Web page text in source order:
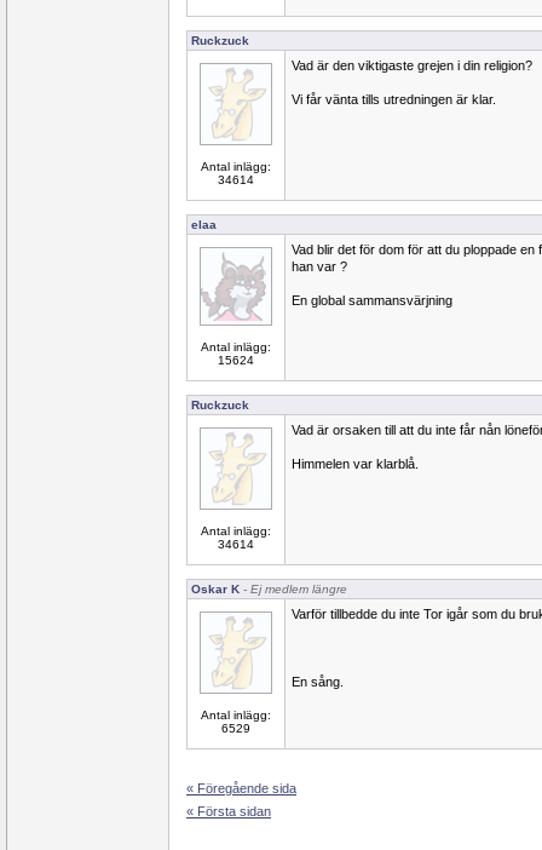
Ruckzuck
Antal inlägg:
34614
Vad är den viktigaste grejen i din religion?
Vi får vänta tills utredningen är klar.
elaa
Antal inlägg:
15624
Vad blir det för dom för att du ploppade
han var ?
En global sammansvärjning
Ruckzuck
Antal inlägg:
34614
Vad är orsaken till att du inte får nån
Himmelen var klarblå.
Oskar K - Ej medlem längre
Antal inlägg:
6529
Varför tillbedde du inte Tor igår som du
En sång.
« Föregående sida
« Första sidan